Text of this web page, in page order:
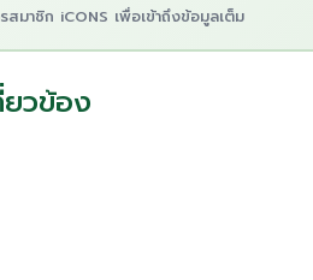
สมาชิก iCONS เพื่อเข้าถึงข้อมูลเต็ม
ยวข้อง